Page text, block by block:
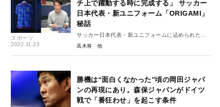
スポーツ
2022.11.23
チ上で躍動する時に完成する」 サッカー
日本代表・新ユニフォーム「ORIGAMI」
秘話
サッカー日本代表・新ユニフォームに込められた想
い
高木将
勝機は“面白くなかった”頃の岡田ジャパ
ンの再現にあり。森保ジャパンがドイツ
戦で「番狂わせ」を起こす条件